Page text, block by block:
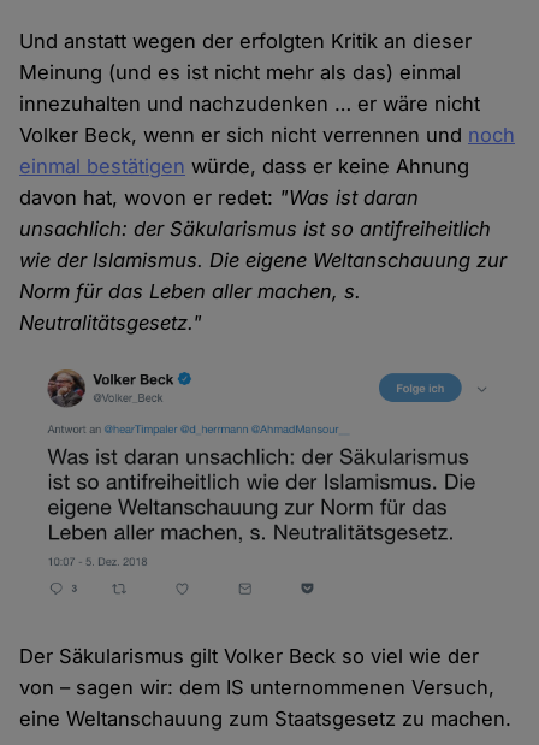
Und anstatt wegen der erfolgten Kritik an dieser
Meinung (und es ist nicht mehr als das) einmal
innezuhalten und nachzudenken … er wäre nicht
Volker Beck, wenn er sich nicht verrennen und noch
einmal bestätigen würde, dass er keine Ahnung
davon hat, wovon er redet: "Was ist daran
unsachlich: der Säkularismus ist so antifreiheitlich
wie der Islamismus. Die eigene Weltanschauung zur
Norm für das Leben aller machen, s.
Neutralitätsgesetz."
Der Säkularismus gilt Volker Beck so viel wie der
von – sagen wir: dem IS unternommenen Versuch,
eine Weltanschauung zum Staatsgesetz zu machen.